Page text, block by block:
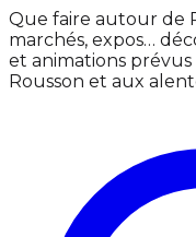
Que faire autour de
marchés, expos…
et animations
Rousson et aux